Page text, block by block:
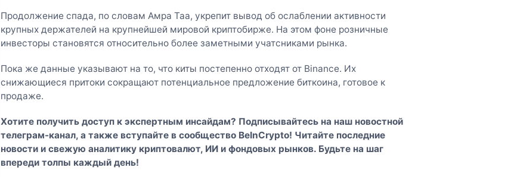
Продолжение спада, по словам Амра Таа, укрепит вывод об ослаблении активности
крупных держателей на крупнейшей мировой криптобирже. На этом фоне розничные
инвесторы становятся относительно более заметными учатсниками рынка.
Пока же данные указывают на то, что киты постепенно отходят от Binance. Их
снижающиеся притоки сокращают потенциальное предложение биткоина, готовое к
продаже.
Хотите получить доступ к экспертным инсайдам? Подписывайтесь на нашновостной
телеграм-канал, а также вступайте всообщество BeInCrypto! Читайте последние
новости и свежую аналитику криптовалют, ИИ и фондовых рынков. Будьте на шаг
впереди толпы каждый день!